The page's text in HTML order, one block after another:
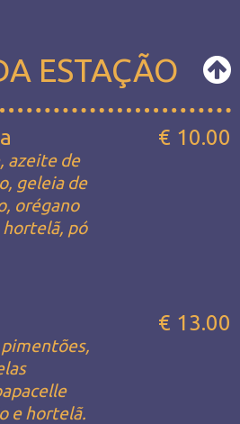
ESTAÇÃO
azeite de
geleia de
orégano
hortelã, pó
€ 10.00
e hortelã.
€ 13.00